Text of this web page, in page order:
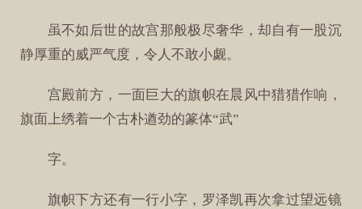
虽不如后世的故宫那般极尽奢华，却自有一股沉
静厚重的威严气度，令人不敢小觑。
宫殿前方，一面巨大的旗帜在晨风中猎猎作响，
旗面上绣着一个古朴遒劲的篆体“武”
字。
旗帜下方还有一行小字，罗泽凯再次拿过望远镜